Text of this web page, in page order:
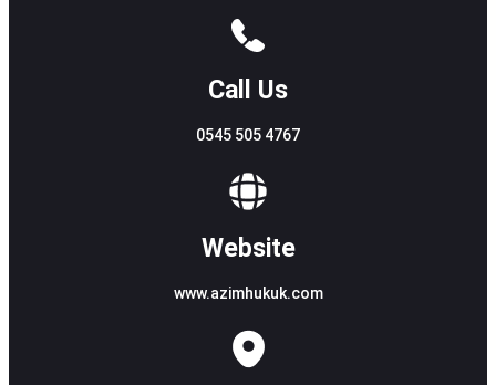
Call Us
0545 505 4767
Website
www.azimhukuk.com